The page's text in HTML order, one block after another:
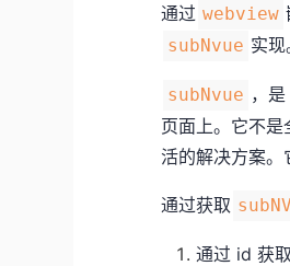
通过 webview
subNvue 实现
subNvue ，
页面上。它不
活的解决方案。
通过获取
通过 id 获取